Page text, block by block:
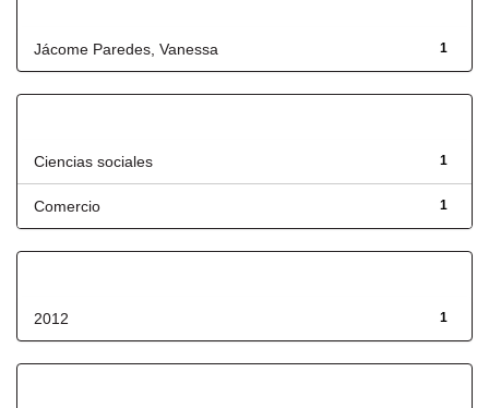
1
Jácome Paredes, Vanessa
1
Ciencias sociales
1
Comercio
1
2012